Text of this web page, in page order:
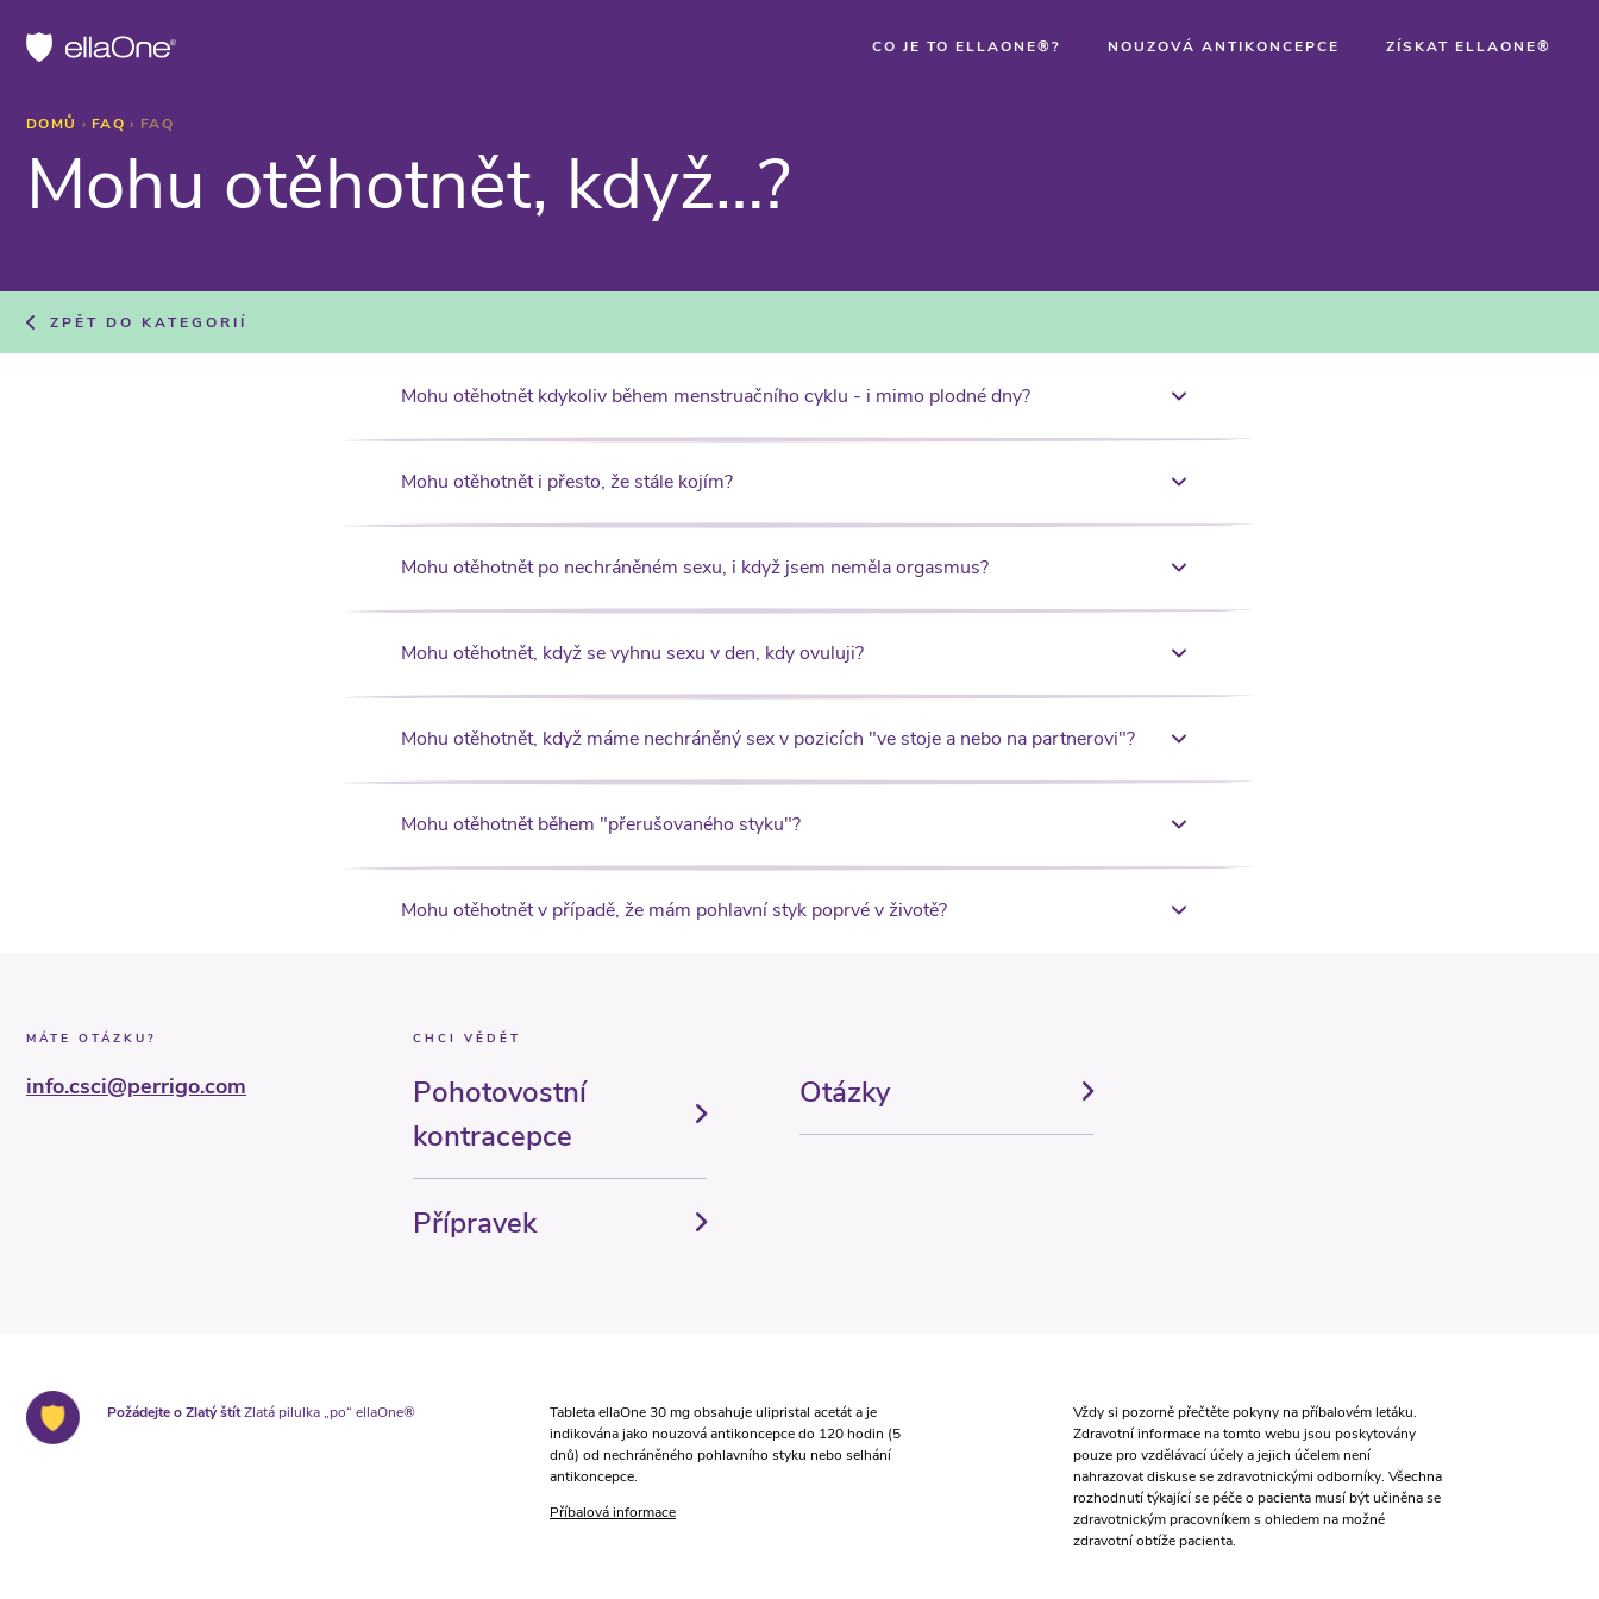
CO JE TO ELLAONE®? NOUZOVÁ ANTIKONCEPCE ZÍSKAT ELLAONE®
DOMŮ › FAQ› FAQ
Mohu otěhotnět, když…?
ZPĚT DO KATEGORIÍ
Mohu otěhotnět kdykoliv během menstruačního cyklu - i mimo plodné dny?
Mohu otěhotnět i přesto, že stále kojím?
Mohu otěhotnět po nechráněném sexu, i když jsem neměla orgasmus?
Mohu otěhotnět, když se vyhnu sexu v den, kdy ovuluji?
Mohu otěhotnět, když máme nechráněný sex v pozicích "ve stoje a nebo na partnerovi"?
Mohu otěhotnět během "přerušovaného styku"?
Mohu otěhotnět v případě, že mám pohlavní styk poprvé v životě?
MÁTE OTÁZKU?
info.csci@perrigo.com
CHCI VĚDĚT
Pohotovostní
kontracepce
Přípravek
Otázky
Požádejte o Zlatý štítZlatá pilulka „po“ ellaOne®
Tableta ellaOne 30 mg obsahuje ulipristal acetát a je
indikována jako nouzová antikoncepce do 120 hodin (5
dnů) od nechráněného pohlavního styku nebo selhání
antikoncepce.
Příbalová informace
Vždy si pozorně přečtěte pokyny na příbalovém letáku.
Zdravotní informace na tomto webu jsou poskytovány
pouze pro vzdělávací účely a jejich účelem není
nahrazovat diskuse se zdravotnickými odborníky. Všechna
rozhodnutí týkající se péče o pacienta musí být učiněna se
zdravotnickým pracovníkem s ohledem na možné
zdravotní obtíže pacienta.